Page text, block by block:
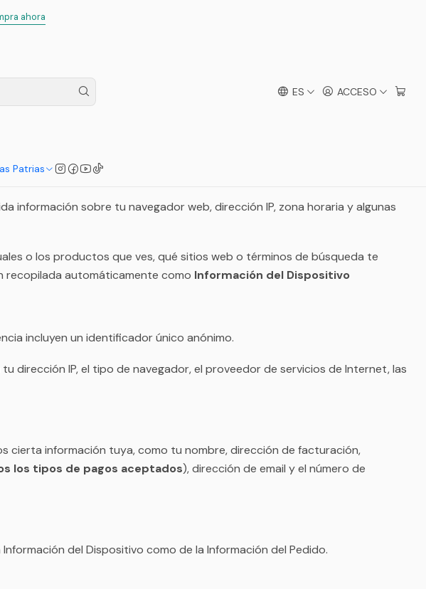
ES ACCESO
Patrias
ahora
información sobre tu navegador web, dirección IP, zona horaria y algunas
o los productos que ves, qué sitios web o términos de búsqueda te
recopilada automáticamente como Información del Dispositivo
incluyen un identificador único anónimo.
dirección IP, el tipo de navegador, el proveedor de servicios de Internet, las
cierta información tuya, como tu nombre, dirección de facturación,
los tipos de pagos aceptados), dirección de email y el número de
del Dispositivo como de la Información del Pedido.